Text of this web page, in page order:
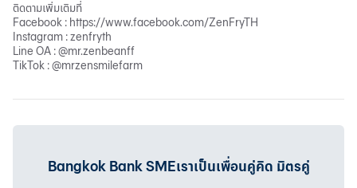
ติดตามเพิ่มเติมที่
Facebook : https://www.facebook.com/ZenFryTH
Instagram : zenfryth
Line OA : @mr.zenbeanff
TikTok : @mrzensmilefarm
Bangkok Bank SMEเราเป็นเพื่อนคู่คิด มิตรคู่